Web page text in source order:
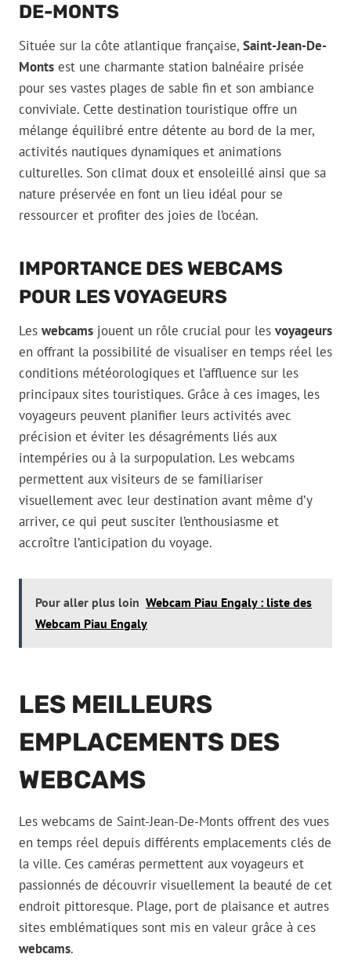
DE-MONTS
Située sur la côte atlantique française, Saint-Jean-De-
Monts est une charmante station balnéaire prisée
pour ses vastes plages de sable fin et son ambiance
conviviale. Cette destination touristique offre un
mélange équilibré entre détente au bord de la mer,
activités nautiques dynamiques et animations
culturelles. Son climat doux et ensoleillé ainsi que sa
nature préservée en font un lieu idéal pour se
ressourcer et profiter des joies de l’océan.
IMPORTANCE DES WEBCAMS
POUR LES VOYAGEURS
Les webcams jouent un rôle crucial pour les voyageurs
en offrant la possibilité de visualiser en temps réel les
conditions météorologiques et l’affluence sur les
principaux sites touristiques. Grâce à ces images, les
voyageurs peuvent planifier leurs activités avec
précision et éviter les désagréments liés aux
intempéries ou à la surpopulation. Les webcams
permettent aux visiteurs de se familiariser
visuellement avec leur destination avant même d’y
arriver, ce qui peut susciter l’enthousiasme et
accroître l’anticipation du voyage.
Pour aller plus loin Webcam Piau Engaly : liste des
Webcam Piau Engaly
LES MEILLEURS
EMPLACEMENTS DES
WEBCAMS
Les webcams de Saint-Jean-De-Monts offrent des vues
en temps réel depuis différents emplacements clés de
la ville. Ces caméras permettent aux voyageurs et
passionnés de découvrir visuellement la beauté de cet
endroit pittoresque. Plage, port de plaisance et autres
sites emblématiques sont mis en valeur grâce à ces
webcams.